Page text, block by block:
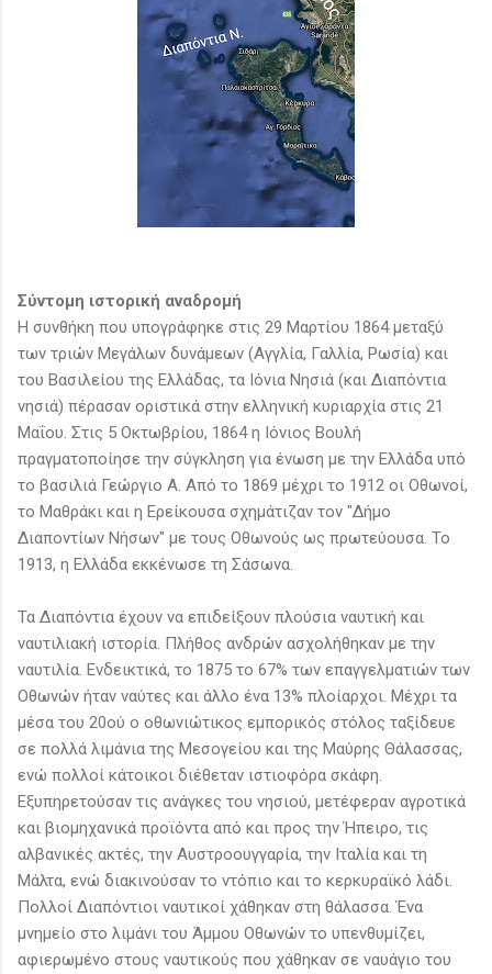
Σύντομη ιστορική αναδρομή
Η συνθήκη που υπογράφηκε στις 29 Μαρτίου 1864 μεταξύ
των τριών Μεγάλων δυνάμεων (Αγγλία, Γαλλία, Ρωσία) και
του Βασιλείου της Ελλάδας, τα Ιόνια Νησιά (και Διαπόντια
νησιά) πέρασαν οριστικά στην ελληνική κυριαρχία στις 21
Μαΐου. Στις 5 Οκτωβρίου, 1864 η Ιόνιος Βουλή
πραγματοποίησε την σύγκληση για ένωση με την Ελλάδα υπό
το βασιλιά Γεώργιο Α. Από το 1869 μέχρι το 1912 οι Οθωνοί,
το Μαθράκι και η Ερείκουσα σχημάτιζαν τον "Δήμο
Διαποντίων Νήσων" με τους Οθωνούς ως πρωτεύουσα. Το
1913, η Ελλάδα εκκένωσε τη Σάσωνα.
Τα Διαπόντια έχουν να επιδείξουν πλούσια ναυτική και
ναυτιλιακή ιστορία. Πλήθος ανδρών ασχολήθηκαν με την
ναυτιλία. Ενδεικτικά, το 1875 το 67% των επαγγελματιών των
Οθωνών ήταν ναύτες και άλλο ένα 13% πλοίαρχοι. Μέχρι τα
μέσα του 20ού ο οθωνιώτικος εμπορικός στόλος ταξίδευε
σε πολλά λιμάνια της Μεσογείου και της Μαύρης Θάλασσας,
ενώ πολλοί κάτοικοι διέθεταν ιστιοφόρα σκάφη.
Εξυπηρετούσαν τις ανάγκες του νησιού, μετέφεραν αγροτικά
και βιομηχανικά προϊόντα από και προς την Ήπειρο, τις
αλβανικές ακτές, την Αυστροουγγαρία, την Ιταλία και τη
Μάλτα, ενώ διακινούσαν το ντόπιο και το κερκυραϊκό λάδι.
Πολλοί Διαπόντιοι ναυτικοί χάθηκαν στη θάλασσα. Ένα
μνημείο στο λιμάνι του Άμμου Οθωνών το υπενθυμίζει,
αφιερωμένο στους ναυτικούς που χάθηκαν σε ναυάγιο του